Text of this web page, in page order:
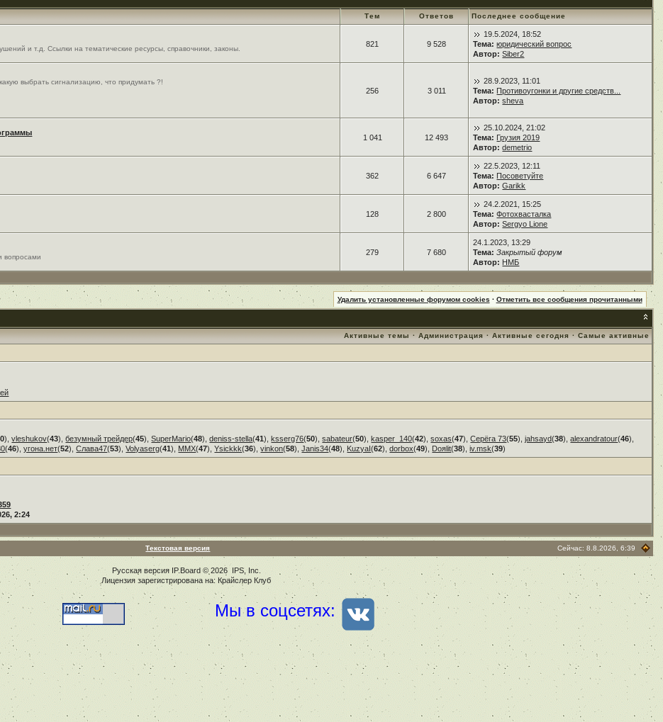
Тем Ответов Последнее сообщение
и т.д. Ссылки на тематические ресурсы, справочники, законы.
821 9 528
19.5.2024, 18:52
Тема: юридический вопрос
Автор: Siber2
выбрать сигнализацию, что придумать ?!
256 3 011
28.9.2023, 11:01
Тема: Противоугонки и другие средств...
Автор: sheva
1 041 12 493
25.10.2024, 21:02
Тема: Грузия 2019
Автор: demetrio
362 6 647
22.5.2023, 12:11
Тема: Посоветуйте
Автор: Garikk
128 2 800
24.2.2021, 15:25
Тема: Фотохвасталка
Автор: Sergyo Lione
вопросами
279 7 680
24.1.2023, 13:29
Тема: Закрытый форум
Автор: НМБ
Удалить установленные форумом cookies · Отметить все сообщения прочитанными
Активные темы ·Администрация ·Активные сегодня ·Самые активные
),vleshukov(43),безумный трейдер(45),SuperMario(48),deniss-stella(41),ksserg76(50),sabateur(50),kasper_140(42),soxas(47),Серёга 73(55),jahsayd(38),alexandratour(46),
(46),угона.нет(52),Слава47(53),Volyaserg(41), ММХ(47),Ysickkk(36),vinkon(58),Janis34(48), KuzyaI(62),dorbox(49), Doяlit(38),iv.msk(39)
2:24
Текстовая версия Сейчас: 8.8.2026, 6:39
Русская версия IP.Board© 2026 IPS, Inc
Лицензия зарегистрирована на: Крайслер Клуб
Мы в соцсетях: